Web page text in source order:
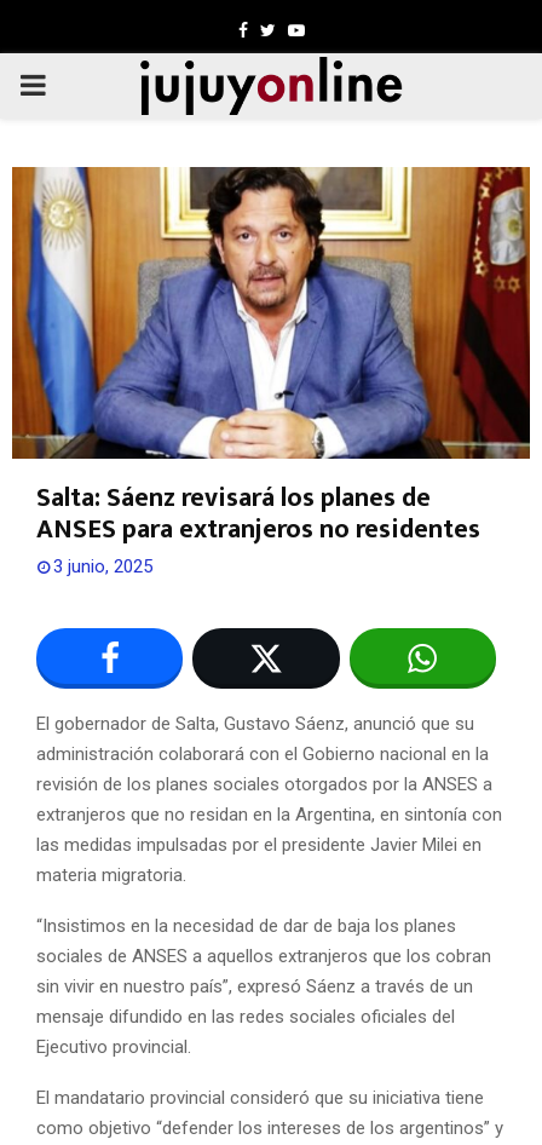
Facebook
TwitterYoutube
PRIMARY
Salta: Sáenz revisará los planes de
ANSES para extranjeros no residentes
3 junio, 2025
El gobernador de Salta, Gustavo Sáenz, anunció que su
administración colaborará con el Gobierno nacional en la
revisión de los planes sociales otorgados por la ANSES a
extranjeros que no residan en la Argentina, en sintonía con
las medidas impulsadas por el presidente Javier Milei en
materia migratoria.
“Insistimos en la necesidad de dar de baja los planes
sociales de ANSES a aquellos extranjeros que los cobran
sin vivir en nuestro país”, expresó Sáenz a través de un
mensaje difundido en las redes sociales oficiales del
Ejecutivo provincial.
El mandatario provincial consideró que su iniciativa tiene
como objetivo “defender los intereses de los argentinos” y